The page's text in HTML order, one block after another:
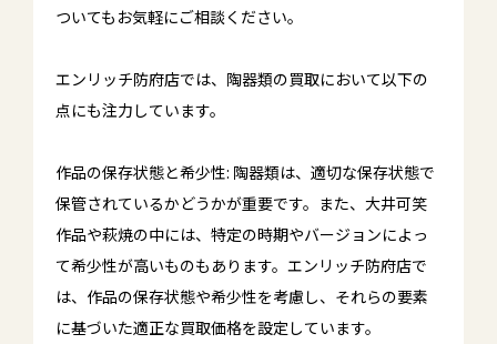
ついてもお気軽にご相談ください。
エンリッチ防府店では、陶器類の買取において以下の
点にも注力しています。
作品の保存状態と希少性: 陶器類は、適切な保存状態で
保管されているかどうかが重要です。また、大井可笑
作品や萩焼の中には、特定の時期やバージョンによっ
て希少性が高いものもあります。エンリッチ防府店で
は、作品の保存状態や希少性を考慮し、それらの要素
に基づいた適正な買取価格を設定しています。